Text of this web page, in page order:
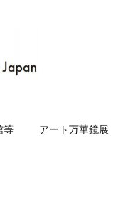
等 アート万華鏡展